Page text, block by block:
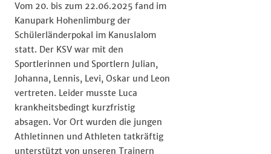
Vom 20. bis zum 22.06.2025 fand im
Kanupark Hohenlimburg der
Schülerländerpokal im Kanuslalom
statt. Der KSV war mit den
Sportlerinnen und Sportlern Julian,
Johanna, Lennis, Levi, Oskar und Leon
vertreten. Leider musste Luca
krankheitsbedingt kurzfristig
absagen. Vor Ort wurden die jungen
Athletinnen und Athleten tatkräftig
unterstützt von unseren Trainern